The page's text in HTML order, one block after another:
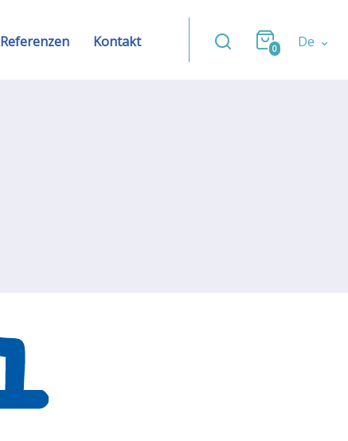
Referenzen Kontakt 0 De